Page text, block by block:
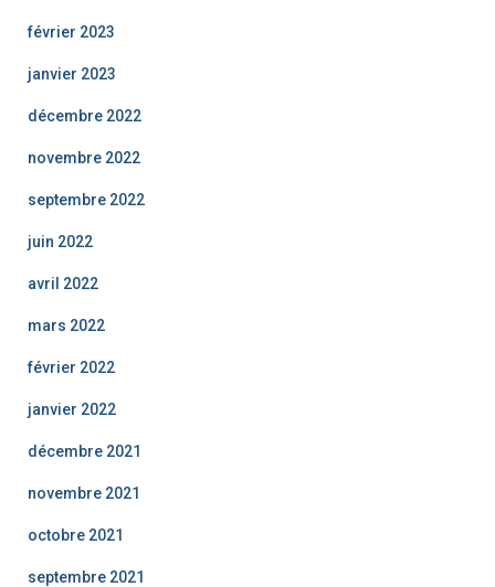
février 2023
janvier 2023
décembre 2022
novembre 2022
septembre 2022
juin 2022
avril 2022
mars 2022
février 2022
janvier 2022
décembre 2021
novembre 2021
octobre 2021
septembre 2021